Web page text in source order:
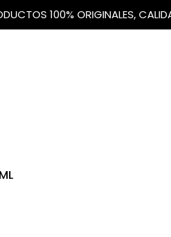
100% ORIGINALES,